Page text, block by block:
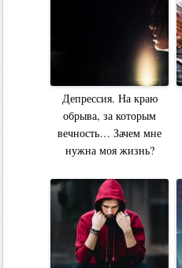
Депрессия. На краю
обрыва, за которым
вечность… Зачем мне
нужна моя жизнь?